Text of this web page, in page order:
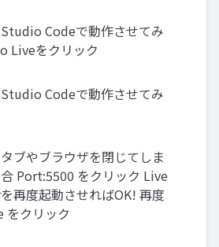
Codeで動作させてみ
Liveをクリック
Codeで動作させてみ
ブやブラウザを閉じてしま
Port:5500 をクリック Live
再度起動させればOK! 再度
をクリック